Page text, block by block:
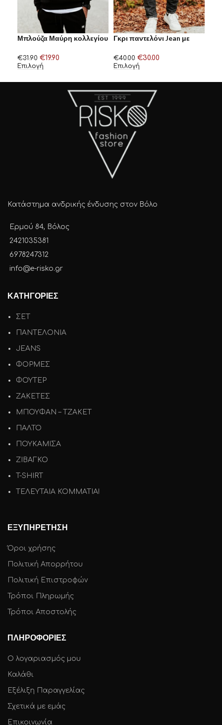
Μπλούζα Μαύρη κολλεγίου
€31.90 €19.90
Επιλογή
Γκρι παντελόνι Jean με
€40.00 €30.00
Επιλογή
Κατάστημα ανδρικής ένδυσης στον Βόλο
Ερμού 84, Βόλος
2421035381
6978247312
info@e-risko.gr
ΚΑΤΗΓΟΡΙΕΣ
ΣΕΤ
ΠΑΝΤΕΛΟΝΙΑ
JEANS
ΦΟΡΜΕΣ
ΦΟΥΤΕΡ
ΖΑΚΕΤΕΣ
ΜΠΟΥΦΑΝ – ΤΖΑΚΕΤ
ΠΑΛΤΟ
ΠΟΥΚΑΜΙΣΑ
ΖΙΒΑΓΚΟ
T-SHIRT
ΤΕΛΕΥΤΑΙΑ ΚΟΜΜΑΤΙΑ!
ΕΞΥΠΗΡΕΤΗΣΗ
Όροι χρήσης
Πολιτική Απορρήτου
Πολιτική Επιστροφών
Τρόποι Πληρωμής
Τρόποι Αποστολής
ΠΛΗΡΟΦΟΡΙΕΣ
Ο λογαριασμός μου
Καλάθι
Εξέλιξη Παραγγελίας
Σχετικά με εμάς
Επικοινωνία